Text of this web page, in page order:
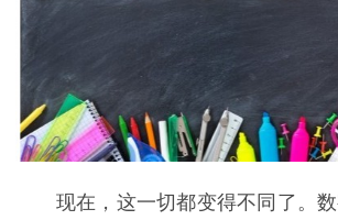
现在，这一切都变得不同了。数